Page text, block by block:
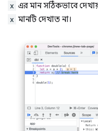
x এর মান সঠিকভাবে
x মানটি দেখাত না।